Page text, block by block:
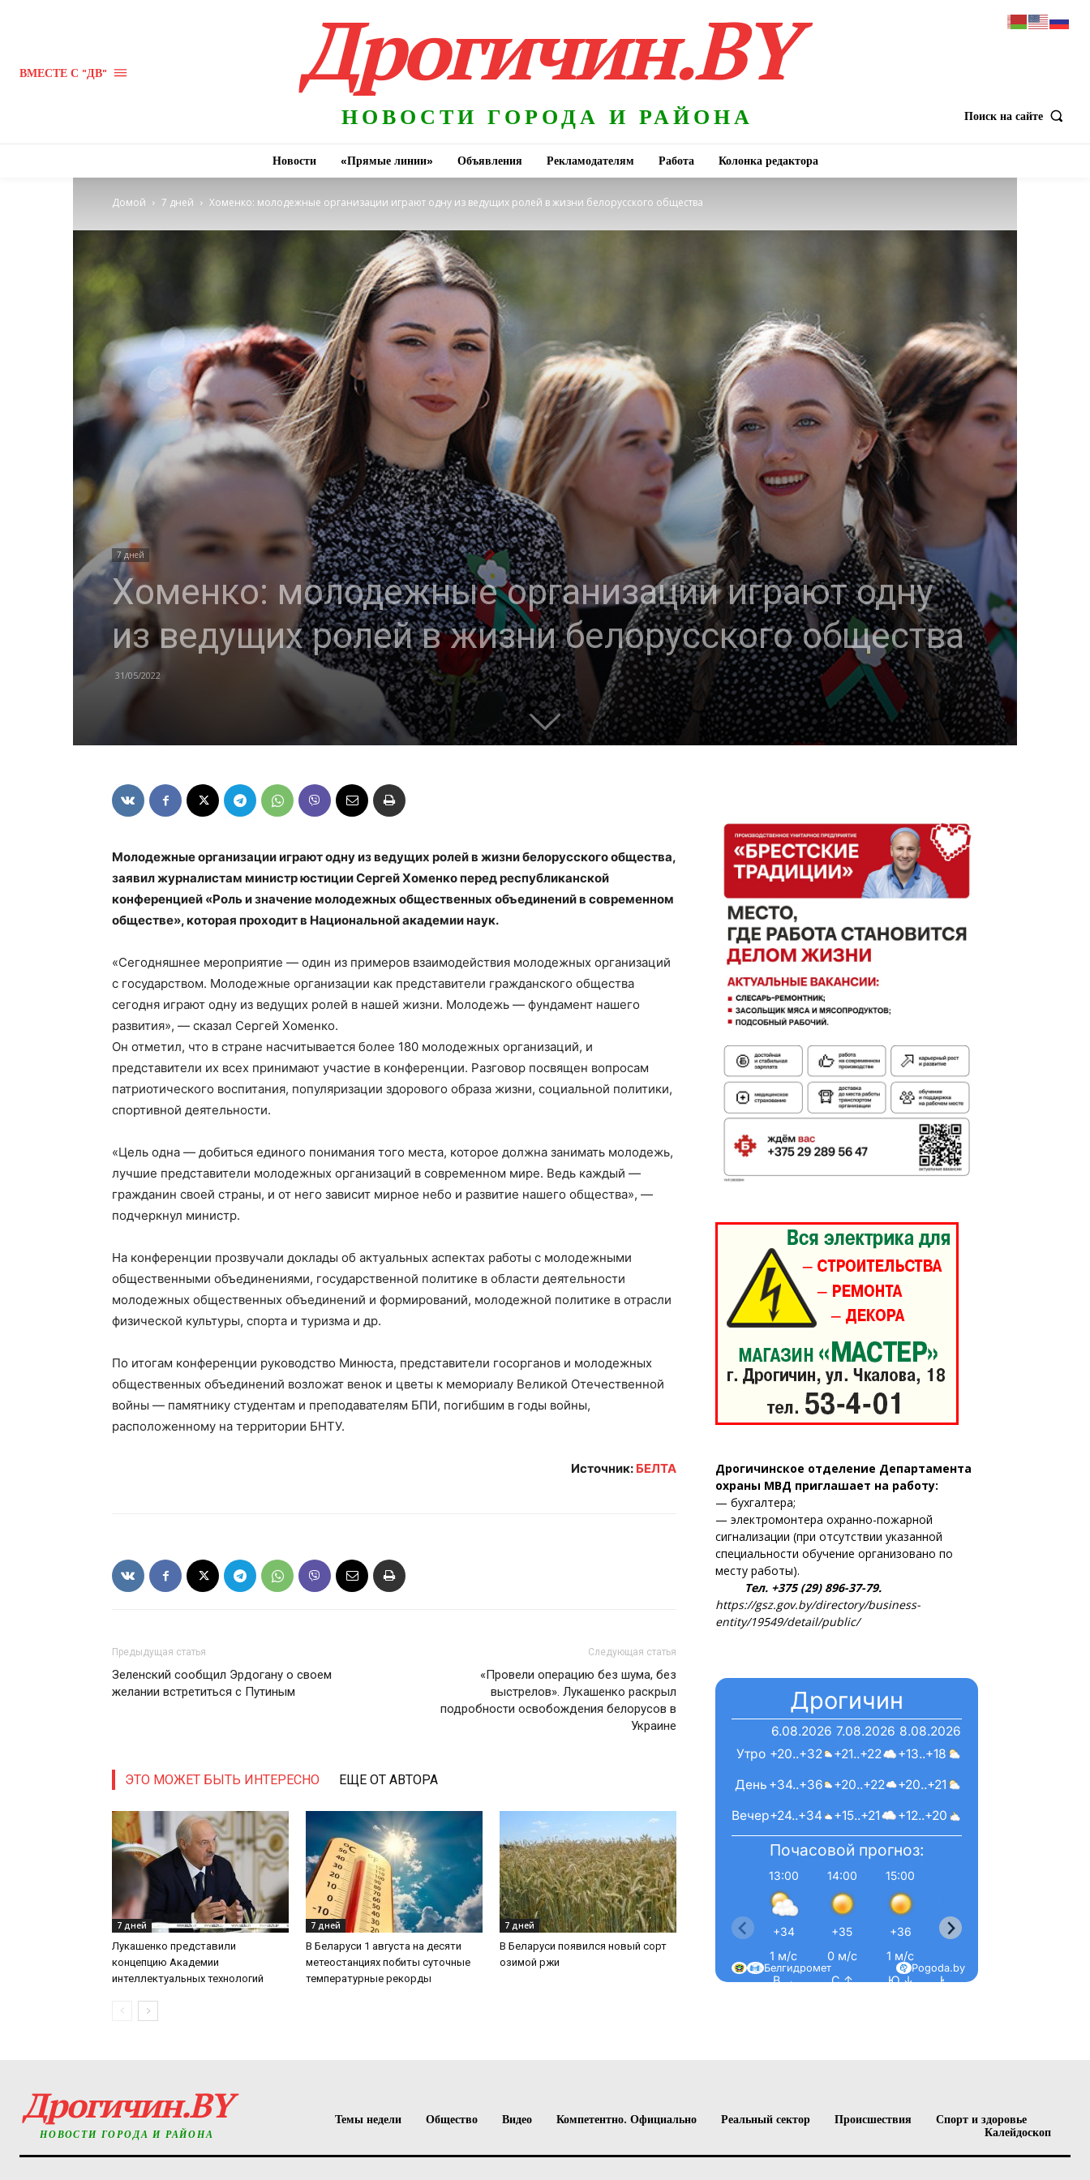
Газета
"Драгічынскі Веснік"
Наша гісторыя
Контакты
Правила использования материалов
ВМЕСТЕ С "ДВ" Дрогичин.BY
НОВОСТИ ГОРОДА И РАЙОНА Поиск на сайте
Новости «Прямые линии» Объявления Рекламодателям Работа Колонка редактора
Домой 7 дней Хоменко: молодежные организации играют одну из ведущих ролей в жизни белорусского общества
7 дней
Хоменко: молодежные организации играют одну
из ведущих ролей в жизни белорусского общества
31/05/2022
Молодежные организации играют одну из ведущих ролей в жизни белорусского общества,
заявил журналистам министр юстиции Сергей Хоменко перед республиканской
конференцией «Роль и значение молодежных общественных объединений в современном
обществе», которая проходит в Национальной академии наук.
«Сегодняшнее мероприятие — один из примеров взаимодействия молодежных организаций
с государством. Молодежные организации как представители гражданского общества
сегодня играют одну из ведущих ролей в нашей жизни. Молодежь — фундамент нашего
развития», — сказал Сергей Хоменко.
Он отметил, что в стране насчитывается более 180 молодежных организаций, и
представители их всех принимают участие в конференции. Разговор посвящен вопросам
патриотического воспитания, популяризации здорового образа жизни, социальной политики,
спортивной деятельности.
«Цель одна — добиться единого понимания того места, которое должна занимать молодежь,
лучшие представители молодежных организаций в современном мире. Ведь каждый —
гражданин своей страны, и от него зависит мирное небо и развитие нашего общества», —
подчеркнул министр.
На конференции прозвучали доклады об актуальных аспектах работы с молодежными
общественными объединениями, государственной политике в области деятельности
молодежных общественных объединений и формирований, молодежной политике в отрасли
физической культуры, спорта и туризма и др.
По итогам конференции руководство Минюста, представители госорганов и молодежных
общественных объединений возложат венок и цветы к мемориалу Великой Отечественной
войны — памятнику студентам и преподавателям БПИ, погибшим в годы войны,
расположенному на территории БНТУ.
Источник: БЕЛТА
Предыдущая статья
Зеленский сообщил Эрдогану о своем
желании встретиться с Путиным
Следующая статья
«Провели операцию без шума, без
выстрелов». Лукашенко раскрыл
подробности освобождения белорусов в
Украине
ЭТО МОЖЕТ БЫТЬ ИНТЕРЕСНО ЕЩЕ ОТ АВТОРА
7 дней
Лукашенко представили
концепцию Академии
интеллектуальных технологий
7 дней
В Беларуси 1 августа на десяти
метеостанциях побиты суточные
температурные рекорды
7 дней
В Беларуси появился новый сорт
озимой ржи
Дрогичинское отделение Департамента
охраны МВД приглашает на работу:
— бухгалтера;
— электромонтера охранно-пожарной
сигнализации (при отсутствии указанной
специальности обучение организовано по
месту работы).
Тел. +375 (29) 896-37-79.
https://gsz.gov.by/directory/business-
entity/19549/detail/public/
Дрогичин
6.08.2026
+20..+32
+34..+36
+24..+34
7.08.2026
+21..+22
+20..+22
+15..+21
8.08.2026
+13..+18
+20..+21
+12..+20
Вечер
День
Утро
Почасовой прогноз:
13:00
+34
1 м/с
В →
14:00
+35
0 м/с
С ↑
15:00
+36
1 м/с
Ю ↓
+36
Ю-З ↙
Pogoda.by
Белгидромет
Дрогичин.BY
НОВОСТИ ГОРОДА И РАЙОНА
Темы недели Общество Видео Компетентно. Официально Реальный сектор Происшествия
Спорт и здоровье
Калейдоскоп